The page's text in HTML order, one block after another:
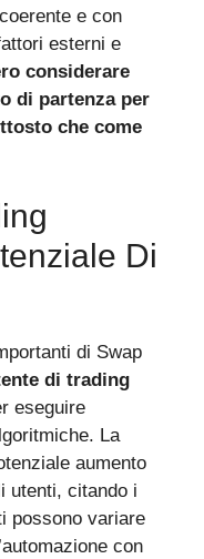
e con
esterni e
considerare
di partenza per
che come
Di
di Swap
di trading
eseguire
La
aumento
utenti, citando i
possono variare
con